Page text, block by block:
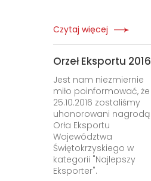
Czytaj więcej
Orzeł Eksportu 2016
Jest nam niezmiernie
miło poinformować, że
25.10.2016 zostaliśmy
uhonorowani nagrodą
Orła Eksportu
Województwa
Świętokrzyskiego w
kategorii "Najlepszy
Eksporter".